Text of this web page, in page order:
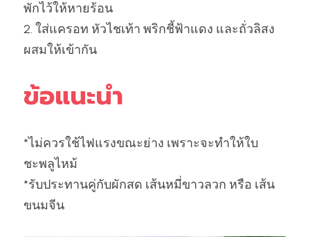
พักไว้ให้หายร้อน
2. ใส่แครอท หัวไชเท้า พริกชี้ฟ้าแดง และถั่วลิสง
ผสมให้เข้ากัน
ข้อแนะนำ
*ไม่ควรใช้ไฟแรงขณะย่าง เพราะจะทำให้ใบ
ชะพลูไหม้
*รับประทานคู่กับผักสด เส้นหมี่ขาวลวก หรือ เส้น
ขนมจีน